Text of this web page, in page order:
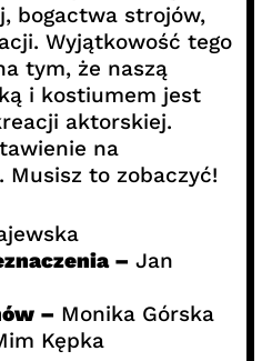
bogactwa strojów,
Wyjątkowość tego
tym, że naszą
i kostiumem jest
aktorskiej.
na
to zobaczyć!
– Jan
– Monika Górska
Kępka